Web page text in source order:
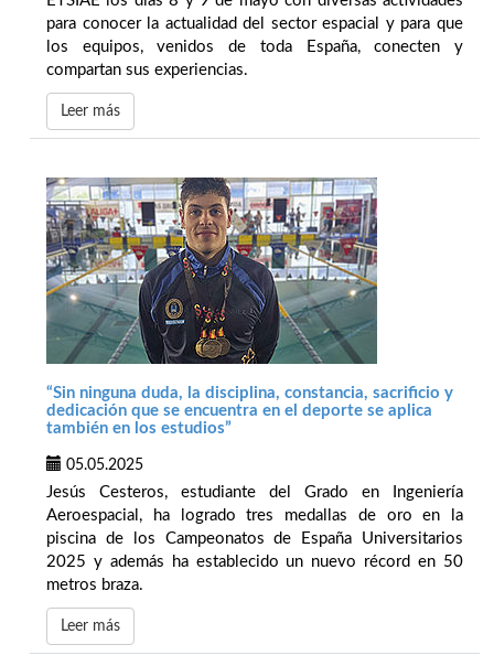
para conocer la actualidad del sector espacial y para que
los equipos, venidos de toda España, conecten y
compartan sus experiencias.
Leer más
“Sin ninguna duda, la disciplina, constancia, sacrificio y
dedicación que se encuentra en el deporte se aplica
también en los estudios”
05.05.2025
Jesús Cesteros, estudiante del Grado en Ingeniería
Aeroespacial, ha logrado tres medallas de oro en la
piscina de los Campeonatos de España Universitarios
2025 y además ha establecido un nuevo récord en 50
metros braza.
Leer más